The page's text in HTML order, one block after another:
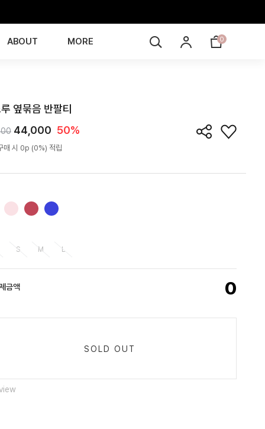
ABOUT MORE 0
옆묶음 반팔티
44,000 50%
매 시 0p (0%) 적립
S M L
금액 0
SOLD OUT